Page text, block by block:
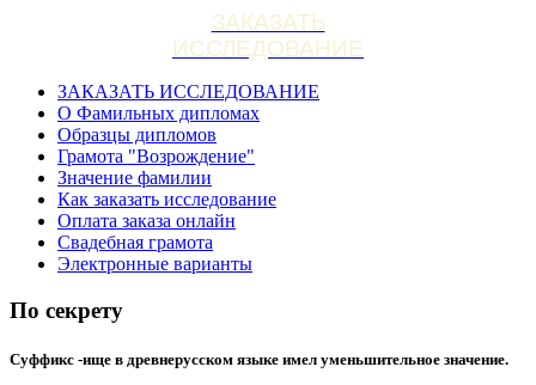
ЗАКАЗАТЬ
ИССЛЕДОВАНИЕ
ЗАКАЗАТЬ ИССЛЕДОВАНИЕ
О Фамильных дипломах
Образцы дипломов
Грамота "Возрождение"
Значение фамилии
Как заказать исследование
Оплата заказа онлайн
Свадебная грамота
Электронные варианты
По секрету
Суффикс -ище в древнерусском языке имел уменьшительное значение.